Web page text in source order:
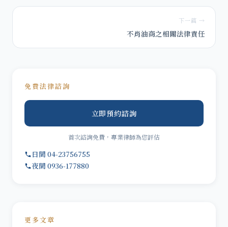
下一篇 →
不肖油商之相關法律責任
免費法律諮詢
立即預約諮詢
首次諮詢免費，專業律師為您評估
日間 04-23756755
夜間 0936-177880
更多文章